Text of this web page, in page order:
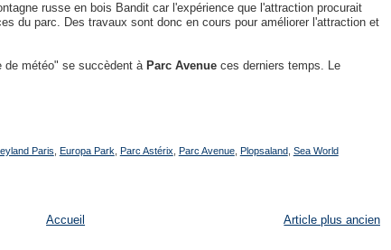
russe en bois Bandit car l'expérience que l'attraction procurait
du parc. Des travaux sont donc en cours pour améliorer l'attraction et
de météo" se succèdent à Parc Avenueces derniers temps. Le
Paris Europa Park Parc Astérix Parc Avenue, Plopsaland, Sea World
Article plus ancien
Accueil